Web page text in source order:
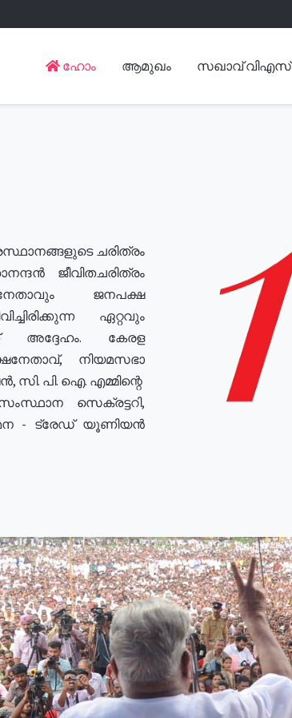
ഹോം ആമുഖം സഖാവ് വിഎസ്
ചരിത്രം
ജീവിതചരിത്രം
ജനപക്ഷ
ഏറ്റവും
അദ്ദേഹം. കേരള
നിയമസഭാ
സി. പി. ഐ. എമ്മിന്റെ
സെക്രട്ടറി,
- ട്രേഡ് യൂണിയൻ